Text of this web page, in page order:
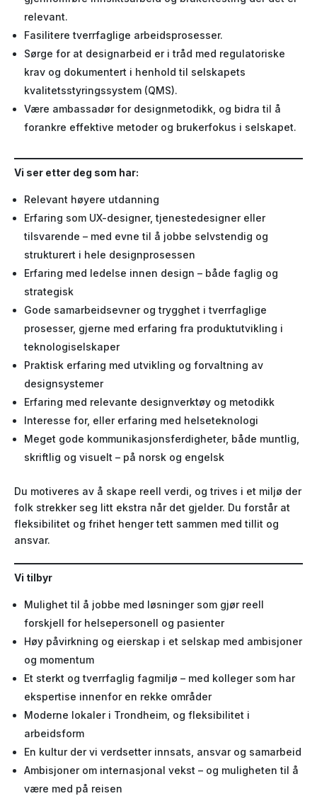
relevant.
Fasilitere tverrfaglige arbeidsprosesser.
Sørge for at designarbeid er i tråd med regulatoriske
krav og dokumentert i henhold til selskapets
kvalitetsstyringssystem (QMS).
Være ambassadør for designmetodikk, og bidra til å
forankre effektive metoder og brukerfokus i selskapet.
Vi ser etter deg som har:
Relevant høyere utdanning
Erfaring som UX-designer, tjenestedesigner eller
tilsvarende – med evne til å jobbe selvstendig og
strukturert i hele designprosessen
Erfaring med ledelse innen design – både faglig og
strategisk
Gode samarbeidsevner og trygghet i tverrfaglige
prosesser, gjerne med erfaring fra produktutvikling i
teknologiselskaper
Praktisk erfaring med utvikling og forvaltning av
designsystemer
Erfaring med relevante designverktøy og metodikk
Interesse for, eller erfaring med helseteknologi
Meget gode kommunikasjonsferdigheter, både muntlig,
skriftlig og visuelt – på norsk og engelsk
Du motiveres av å skape reell verdi, og trives i et miljø der
folk strekker seg litt ekstra når det gjelder. Du forstår at
fleksibilitet og frihet henger tett sammen med tillit og
ansvar.
Vi tilbyr
Mulighet til å jobbe med løsninger som gjør reell
forskjell for helsepersonell og pasienter
Høy påvirkning og eierskap i et selskap med ambisjoner
og momentum
Et sterkt og tverrfaglig fagmiljø – med kolleger som har
ekspertise innenfor en rekke områder
Moderne lokaler i Trondheim, og fleksibilitet i
arbeidsform
En kultur der vi verdsetter innsats, ansvar og samarbeid
Ambisjoner om internasjonal vekst – og muligheten til å
være med på reisen